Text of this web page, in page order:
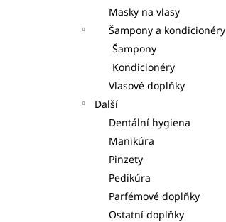
Masky na vlasy
Šampony a kondicionéry
Šampony
Kondicionéry
Vlasové doplňky
Další
Dentální hygiena
Manikúra
Pinzety
Pedikúra
Parfémové doplňky
Ostatní doplňky